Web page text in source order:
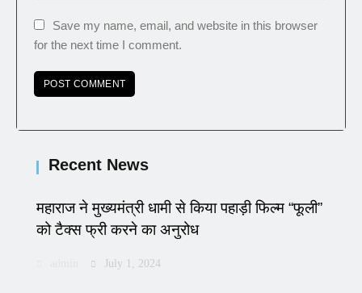
Save my name, email, and website in this browser
for the next time I comment.
Recent News
महाराज ने मुख्यमंत्री धामी से किया पहाड़ी फिल्म “फूली”
को टैक्स फ्री करने का अनुरोध
July 1, 2024